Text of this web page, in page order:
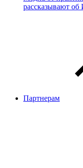
рассказывают об
Партнерам